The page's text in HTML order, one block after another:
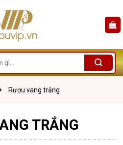
Rượu vang trắng
TRẮNG